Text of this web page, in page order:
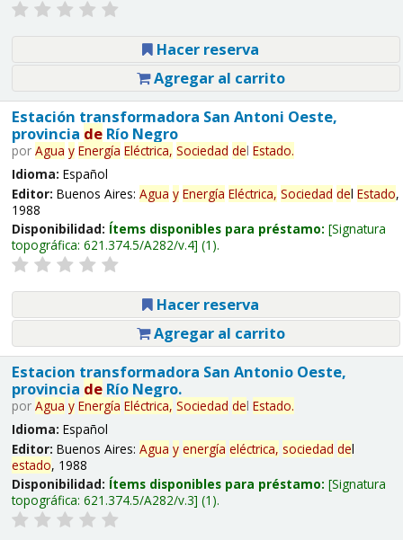
Hacer reserva
Agregar al carrito
Estación transformadora San Antoni Oeste,
provincia deRío Negro
por Agua y Energía Eléctrica, Sociedad del Estado.
Idioma: Español
Editor: Buenos Aires: Agua y Energía Eléctrica, Sociedad del Estado,
1988
Disponibilidad: Ítems disponibles para préstamo: Signatura
topográfica: 621.374.5/A282/v.4 (1).
Hacer reserva
Agregar al carrito
Estacion transformadora San Antonio Oeste,
provincia deRío Negro.
por Agua y Energía Eléctrica, Sociedad del Estado.
Idioma: Español
Editor: Buenos Aires: Agua y energía eléctrica, sociedad del
estado, 1988
Disponibilidad: Ítems disponibles para préstamo: Signatura
topográfica: 621.374.5/A282/v.3 (1).